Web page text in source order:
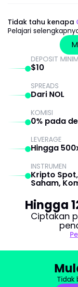
Tidak tahu kenapa
Pelajari
DEPOSIT
$10
SPREADS
Dari NOL
KOMISI
0% pada
LEVERAGE
Hingga
INSTRUMEN
Kripto
Saham,
Hingga
Ciptakan
Tidak